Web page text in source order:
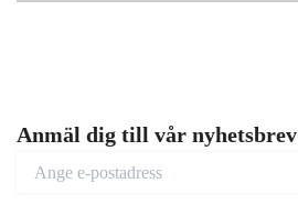
Anmäl dig till vår nyhetsbrev